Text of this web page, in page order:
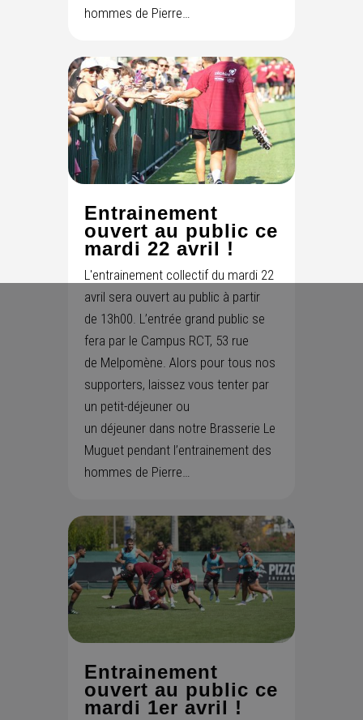
hommes de Pierre…
Entrainement
ouvert au public ce
mardi 22 avril !
L'entrainement collectif du mardi 22
avril sera ouvert au public à partir
de 13h00. L’entrée grand public se
fera par le Campus RCT, 53 rue
de Melpomène. Alors pour tous nos
supporters, laissez vous tenter par
un petit-déjeuner ou
un déjeuner dans notre Brasserie Le
Muguet pendant l’entrainement des
hommes de Pierre…
Entrainement
ouvert au public ce
mardi 1er avril !